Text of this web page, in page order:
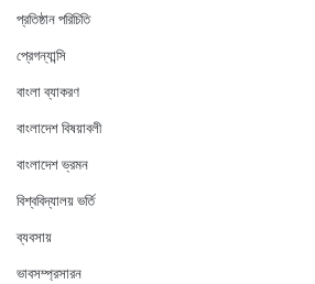
প্রতিষ্ঠান পরিচিতি
প্রেগন্যান্সি
বাংলা ব্যাকরণ
বাংলাদেশ বিষয়াবলী
বাংলাদেশ ভ্রমন
বিশ্ববিদ্যালয় ভর্তি
ব্যবসায়
ভাবসম্প্রসারন